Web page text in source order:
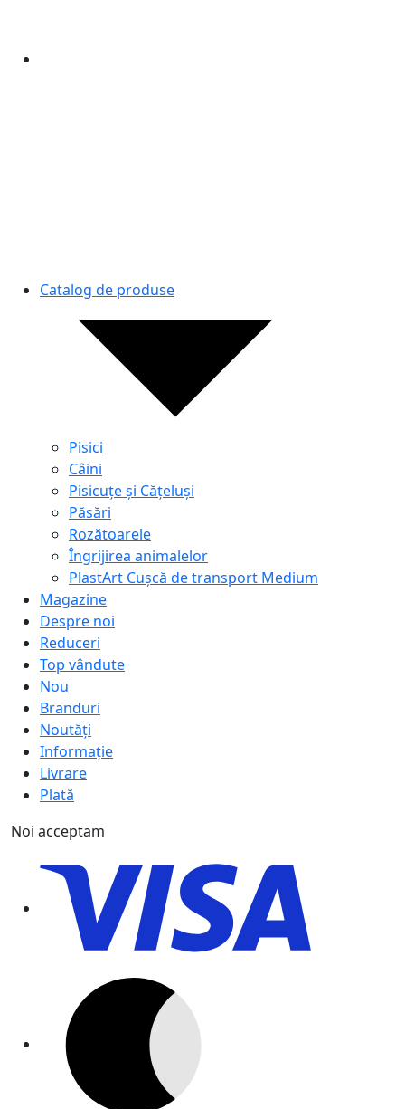
Catalog de produse
Pisici
Câini
Pisicuțe și Cățeluși
Păsări
Rozătoarele
Îngrijirea animalelor
PlastArt Cușcă de transport Medium
Magazine
Despre noi
Reduceri
Top vândute
Nou
Branduri
Noutăți
Informație
Livrare
Plată
Noi acceptam